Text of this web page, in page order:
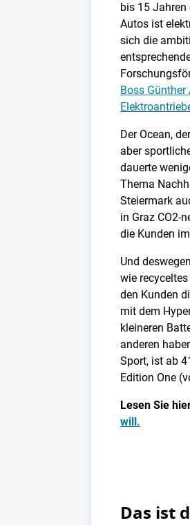
bis 15 Jahren
Autos ist
sich die
Boss
Der Ocean,
aber
dauerte
Thema
Steiermark
in Graz CO2-
die Kunden
Und
wie
den Kunden
mit dem
kleineren
anderen
Sport, ist ab
Edition One
Lesen Sie
will.
Das ist